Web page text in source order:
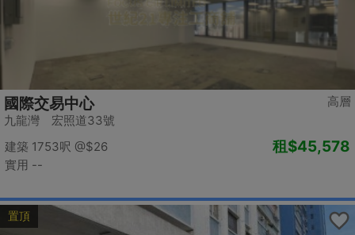
高層
國際交易中心
九龍灣 宏照道33號
建築 1753呎 @$26
實用 --
租$45,578
置頂